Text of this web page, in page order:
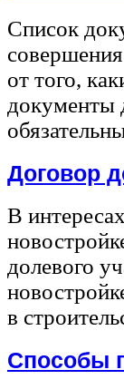
Список
от того,
документы
Договор
В
долевого
в
Способы